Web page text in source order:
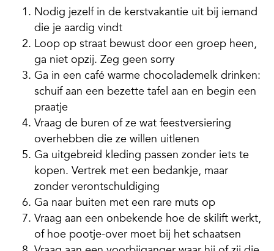
Nodig jezelf in de kerstvakantie uit bij iemand
die je aardig vindt
Loop op straat bewust door een groep heen,
ga niet opzij. Zeg geen sorry
Ga in een café warme chocolademelk drinken:
schuif aan een bezette tafel aan en begin een
praatje
Vraag de buren of ze wat feestversiering
overhebben die ze willen uitlenen
Ga uitgebreid kleding passen zonder iets te
kopen. Vertrek met een bedankje, maar
zonder verontschuldiging
Ga naar buiten met een rare muts op
Vraag aan een onbekende hoe de skilift werkt,
of hoe pootje-over moet bij het schaatsen